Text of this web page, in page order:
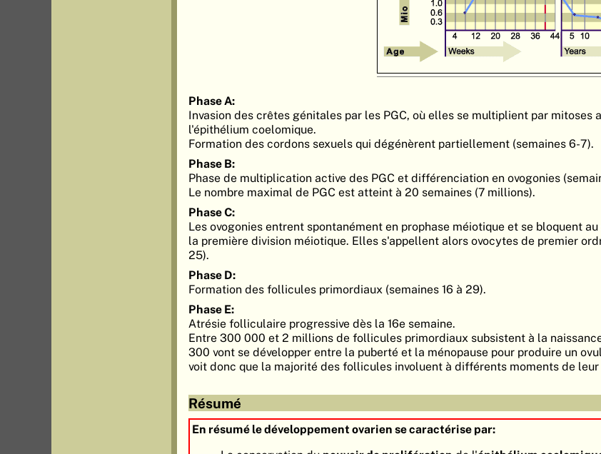
Phase A:
Invasion des crêtes génitales par les PGC, où elles se multiplient par mitoses
l'épithélium coelomique.
Formation des cordons sexuels qui dégénèrent partiellement (semaines 6-7).
Phase B:
Phase de multiplication active des PGC et différenciation en ovogonies
Le nombre maximal de PGC est atteint à 20 semaines (7 millions).
Phase C:
Les ovogonies entrent spontanément en prophase méiotique et se bloquent
la première division méiotique. Elles s'appellent alors ovocytes de premier
25).
Phase D:
Formation des follicules primordiaux (semaines 16 à 29).
Phase E:
Atrésie folliculaire progressive dès la 16e semaine.
Entre 300 000 et 2 millions de follicules primordiaux subsistent à la
300 vont se développer entre la puberté et la ménopause pour produire un
voit donc que la majorité des follicules involuent à différents moments de
Résumé
En résumé le développement ovarien se caractérise par: